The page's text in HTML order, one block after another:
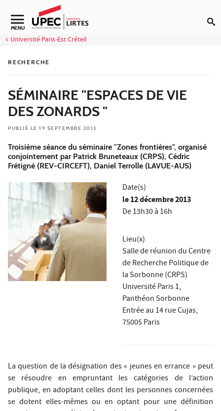
Aller au contenu
Navigation secondaire
MENU
Université Paris-Est Créteil
RECHERCHE
SÉMINAIRE "ESPACES DE VIE
DES ZONARDS "
PUBLIÉ LE 19 SEPTEMBRE 2013
Troisième séance du séminaire "Zones frontières", organisé
conjointement par Patrick Bruneteaux (CRPS), Cédric
Frétigné (REV-CIRCEFT), Daniel Terrolle (LAVUE-AUS)
Date(s)
le12 décembre 2013
De 13h30 à 16h
Lieu(x)
Salle de réunion du Centre
de Recherche Politique de
la Sorbonne (CRPS)
Université Paris 1,
Panthéon Sorbonne
Entrée au 14 rue Cujas,
75005 Paris
La question de la désignation des « jeunes en errance » peut
se résoudre en empruntant les catégories de l’action
publique, en adoptant celles dont les personnes concernées
se dotent elles-mêmes ou en optant pour une définition